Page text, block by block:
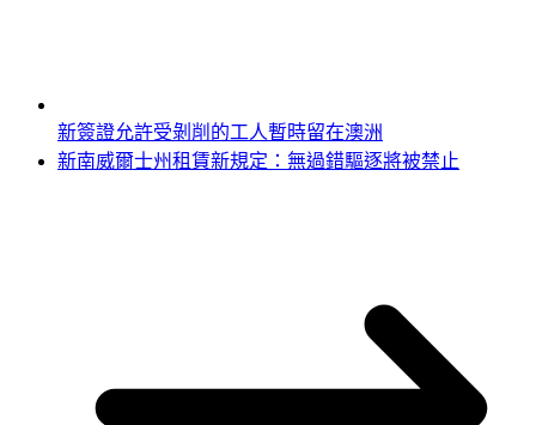
新簽證允許受剝削的工人暫時留在澳洲
新南威爾士州租賃新規定：無過錯驅逐將被禁止